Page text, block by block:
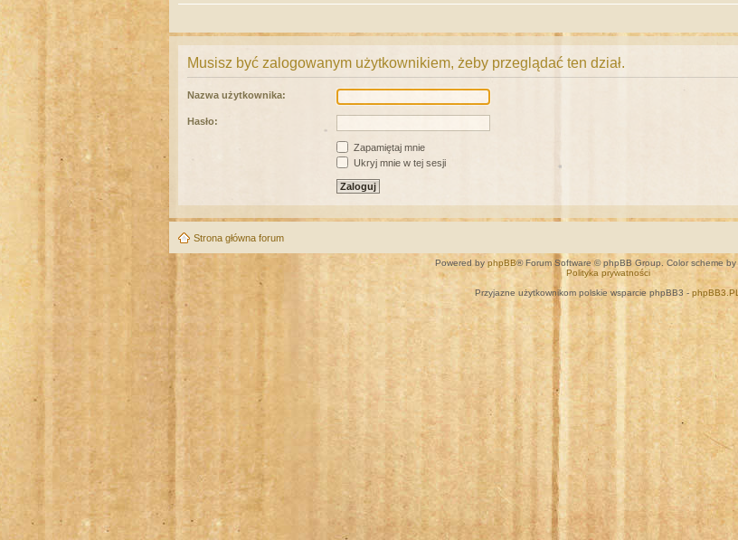
Musisz być zalogowanym użytkownikiem, żeby przeglądać ten dział.
Nazwa użytkownika:
Hasło:
Zapamiętaj mnie
Ukryj mnie w tej sesji
Strona główna forum
Powered by phpBB® Forum Software © phpBB Group. Color scheme by
Polityka prywatności
Przyjazne użytkownikom polskie wsparcie phpBB3 - phpBB3.PL